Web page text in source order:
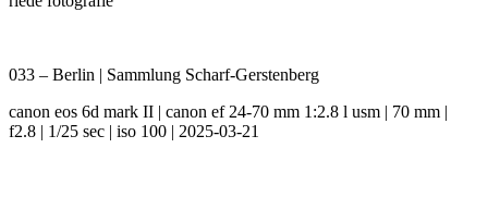
033 – Berlin | Sammlung Scharf-Gerstenberg
canon eos 6d mark II | canon ef 24-70 mm 1:2.8 l usm | 70 mm |
f2.8 | 1/25 sec | iso 100 | 2025-03-21